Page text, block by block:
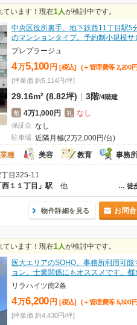
ています！現在1人が検討中です。
中央区役所裏手、地下鉄西11丁目駅5
のマンションタイプ。予約制小規模
プレプラージュ
4万5,100 円 [税込] (＋管理費等 2,200
[坪単価 約5,114円/坪]
29.16m² (8.82坪) | 3階/4階建
敷 4万1,000円 礼 なし
保証金 なし
駐車場 近隣月極(2万2,000円/台)
種
美容 教育 事務所
目325-11
… 徒
西１１丁目」駅 他
物件詳細を見る お問
ています！現在1人が検討中です。
医大エリアのSOHO、事務所利用可能
ョン。士業関係にもオススメです。
リラハイツ南2条
4万6,200 円 [税込] (＋管理費等 5,500
[坪単価 約4,430円/坪]